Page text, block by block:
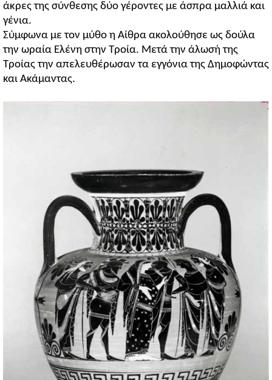
άκρες της σύνθεσης δύο γέροντες με άσπρα μαλλιά και
γένια.
Σύμφωνα με τον μύθο η Αίθρα ακολούθησε ως δούλα
την ωραία Ελένη στην Τροία. Μετά την άλωσή της
Τροίας την απελευθέρωσαν τα εγγόνια της Δημοφώντας
και Ακάμαντας.